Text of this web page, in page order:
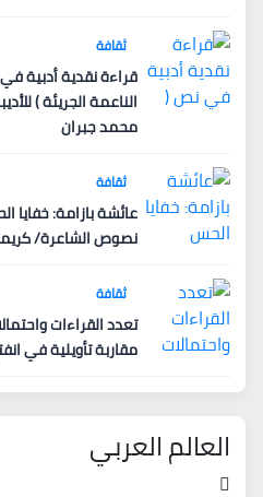
ثقافة
قراءة نقدية أدبية
الناعمة الجريئة )
محمد جبران
ثقافة
عائشة بازامة:
نصوص الشاعرة/
ثقافة
تعدد القراءات
مقاربة تأويلية في
العالم العربي